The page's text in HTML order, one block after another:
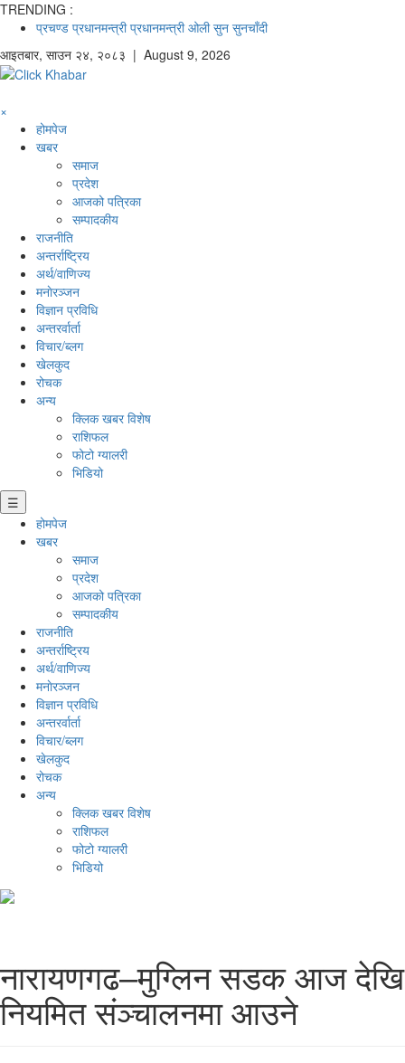
TRENDING :
प्रचण्ड प्रधानमन्त्री प्रधानमन्त्री ओली सुन सुनचाँदी
आइतबार, साउन २४, २०८३ | August 9, 2026
×
होमपेज
खबर
समाज
प्रदेश
आजको पत्रिका
सम्पादकीय
राजनीति
अन्तर्राष्ट्रिय
अर्थ/वाणिज्य
मनाेरञ्जन
विज्ञान प्रविधि
अन्तरर्वार्ता
विचार/ब्लग
खेलकुद
रोचक
अन्य
क्लिक खबर विशेष
राशिफल
फोटो ग्यालरी
भिडियो
☰
होमपेज
खबर
समाज
प्रदेश
आजको पत्रिका
सम्पादकीय
राजनीति
अन्तर्राष्ट्रिय
अर्थ/वाणिज्य
मनाेरञ्जन
विज्ञान प्रविधि
अन्तरर्वार्ता
विचार/ब्लग
खेलकुद
रोचक
अन्य
क्लिक खबर विशेष
राशिफल
फोटो ग्यालरी
भिडियो
नारायणगढ–मुग्लिन सडक आज देखि
नियमित संञ्चालनमा आउने